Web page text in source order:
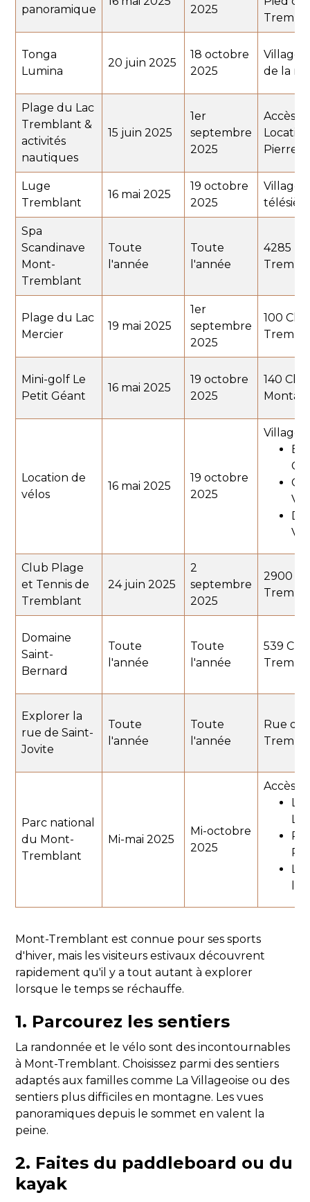
panoramique
2025
Tonga
Lumina
20 juin 2025
18 octobre
2025
Village
de la
Plage du Lac
Tremblant &
activités
nautiques
15 juin 2025
1er
septembre
2025
Accès
Pierre
Luge
Tremblant
16 mai 2025
19 octobre
2025
Village
Spa
Scandinave
Mont-
Tremblant
Toute
l'année
Toute
l'année
4285
Plage du Lac
Mercier
19 mai 2025
1er
septembre
2025
100
Mini-golf Le
Petit Géant
16 mai 2025
19 octobre
2025
140
Location de
vélos
16 mai 2025
19 octobre
2025
Village
D-
Club Plage
et Tennis de
Tremblant
24 juin 2025
2
septembre
2025
2900
Domaine
Saint-
Bernard
Toute
l'année
Toute
l'année
539
Explorer la
rue de Saint-
Jovite
Toute
l'année
Toute
l'année
Rue de
Parc national
du Mont-
Tremblant
Mi-mai 2025
Mi-octobre
2025
Accès :
La
Mont-Tremblant est connue pour ses sports
d'hiver, mais les visiteurs estivaux découvrent
rapidement qu'il y a tout autant à explorer
lorsque le temps se réchauffe.
1. Parcourez les sentiers
La randonnée et le vélo sont des incontournables
à Mont-Tremblant. Choisissez parmi des sentiers
adaptés aux familles comme La Villageoise ou des
sentiers plus difficiles en montagne. Les vues
panoramiques depuis le sommet en valent la
peine.
2. Faites du paddleboard ou du
kayak